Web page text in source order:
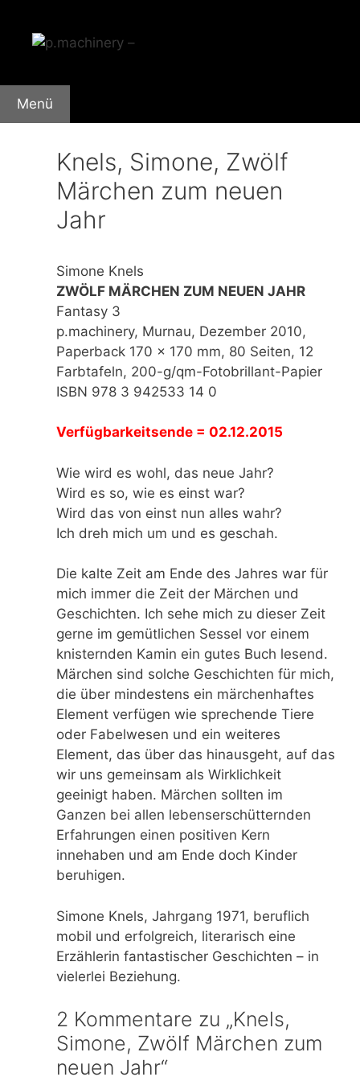
Inhalt
springen
Menü
Knels, Simone, Zwölf
Märchen zum neuen
Jahr
Simone Knels
ZWÖLF MÄRCHEN ZUM NEUEN JAHR
Fantasy 3
p.machinery, Murnau, Dezember 2010,
Paperback 170 x 170 mm, 80 Seiten, 12
Farbtafeln, 200-g/qm-Fotobrillant-Papier
ISBN 978 3 942533 14 0
Verfügbarkeitsende = 02.12.2015
Wie wird es wohl, das neue Jahr?
Wird es so, wie es einst war?
Wird das von einst nun alles wahr?
Ich dreh mich um und es geschah.
Die kalte Zeit am Ende des Jahres war für
mich immer die Zeit der Märchen und
Geschichten. Ich sehe mich zu dieser Zeit
gerne im gemütlichen Sessel vor einem
knisternden Kamin ein gutes Buch lesend.
Märchen sind solche Geschichten für mich,
die über mindestens ein märchenhaftes
Element verfügen wie sprechende Tiere
oder Fabelwesen und ein weiteres
Element, das über das hinausgeht, auf das
wir uns gemeinsam als Wirklichkeit
geeinigt haben. Märchen sollten im
Ganzen bei allen lebenserschütternden
Erfahrungen einen positiven Kern
innehaben und am Ende doch Kinder
beruhigen.
Simone Knels, Jahrgang 1971, beruflich
mobil und erfolgreich, literarisch eine
Erzählerin fantastischer Geschichten – in
vielerlei Beziehung.
2 Kommentare zu „Knels,
Simone, Zwölf Märchen zum
neuen Jahr“